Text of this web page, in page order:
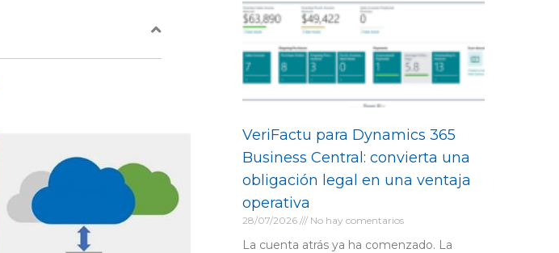
VeriFactu para Dynamics 365
Business Central: convierta una
obligación legal en una ventaja
operativa
28/07/2026 No hay comentarios
La cuenta atrás ya ha comenzado. La